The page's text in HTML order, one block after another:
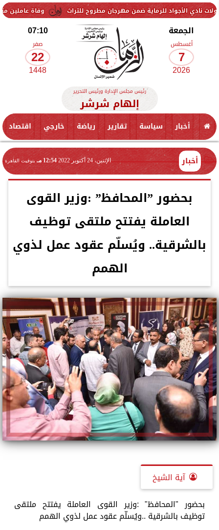
وفاة عاملين متأثرين بإصابتهما في ضمن مهرجان مطروح للتراث
الجمعة
أغسطس
7
2026
07:10
صفر
22
1448
رئيس مجلس الإدارة ورئيس التحرير
إلهام شرشر
أخبار سياسة تقارير رياضة خارجي اقتصاد
أخبار الإثنين، 24 أكتوبر 2022 12:54 مـ بتوقيت القاهرة
بحضور ”المحافظ” :وزير القوى
العاملة يفتتح ملتقى توظيف
بالشرقية.. ويُسلّم عقود عمل لذوي
الهمم
آية الشيخ
بحضور "المحافظ" :وزير القوى العاملة يفتتح ملتقى
توظيف بالشرقية ..ويُسلّم عقود عمل لذوي الهمم